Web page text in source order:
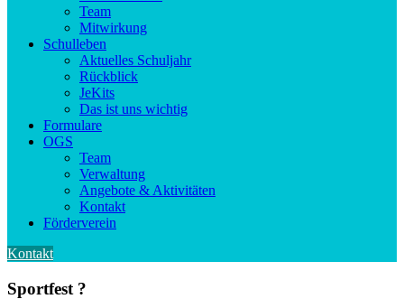
Team
Mitwirkung
Schulleben
Aktuelles Schuljahr
Rückblick
JeKits
Das ist uns wichtig
Formulare
OGS
Team
Verwaltung
Angebote & Aktivitäten
Kontakt
Förderverein
Kontakt
Sportfest ?